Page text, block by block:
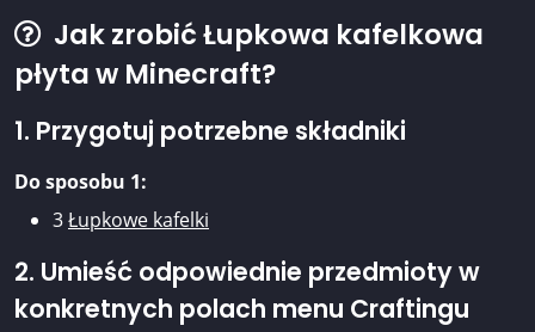
Jak zrobić Łupkowa kafelkowa
płyta w Minecraft?
1. Przygotuj potrzebne składniki
Do sposobu 1:
3Łupkowe kafelki
2. Umieść odpowiednie przedmioty w
konkretnych polach menu Craftingu